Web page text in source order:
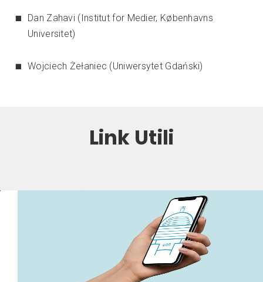
Dan Zahavi (Institut for Medier, Københavns
Universitet)
Wojciech Żełaniec (Uniwersytet Gdański)
Link Utili